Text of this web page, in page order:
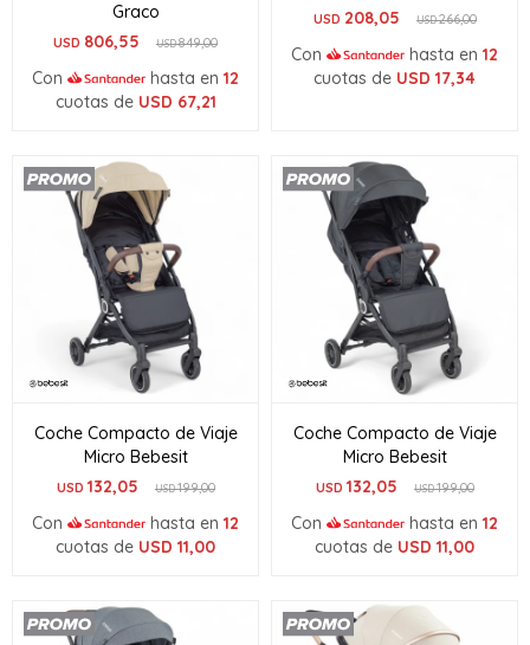
Graco
USD 806,55 USD849,00
Con hasta en 12
cuotas de USD 67,21
USD 208,05 USD266,00
Con hasta en 12
cuotas de USD 17,34
Coche Compacto de Viaje
Micro Bebesit
USD 132,05 USD199,00
Con hasta en 12
cuotas de USD 11,00
Coche Compacto de Viaje
Micro Bebesit
USD 132,05 USD199,00
Con hasta en 12
cuotas de USD 11,00